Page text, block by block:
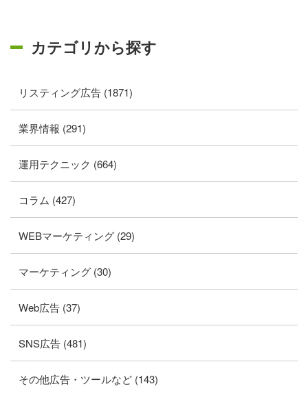
カテゴリから探す
リスティング広告 (1871)
業界情報 (291)
運用テクニック (664)
コラム (427)
WEBマーケティング (29)
マーケティング (30)
Web広告 (37)
SNS広告 (481)
その他広告・ツールなど (143)